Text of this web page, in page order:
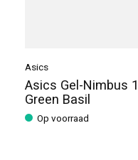
Asics
Asics Gel-Nimbus
Green Basil
Op voorraad